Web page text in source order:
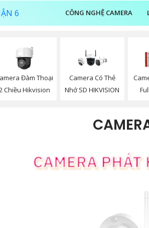
6 CÔNG NGHỆ CAMERA
Đàm Thoại
Chiều Hikvision
Camera Có Thẻ
Nhớ SD HIKVISION